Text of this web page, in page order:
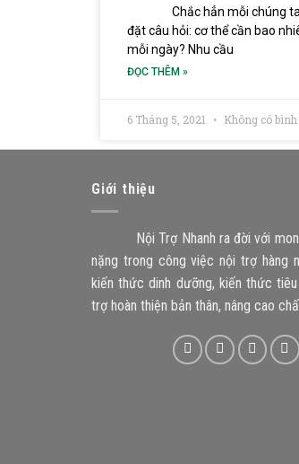
Chắc hẳn mỗi chúng
đặt câu hỏi: cơ thể cần bao
mỗi ngày? Nhu cầu
ĐỌC THÊM »
6 Tháng 5, 2021 Không có
Giới thiệu
Nội Trợ Nhanh ra đời với
nặng trong công việc nội trợ hàng
kiến thức dinh dưỡng, kiến thức
trợ hoàn thiện bản thân, nâng cao